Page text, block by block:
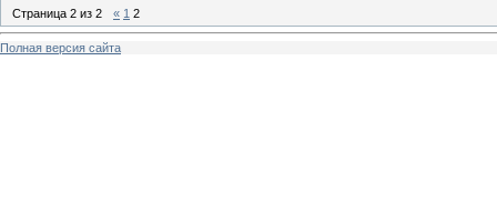
Страница 2 из 2 « 1 2
Полная версия сайта